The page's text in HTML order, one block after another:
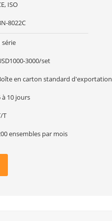
ISO
8022C
série
3000/set
en carton standard d'exportation
à 10 jours
T
ensembles par mois